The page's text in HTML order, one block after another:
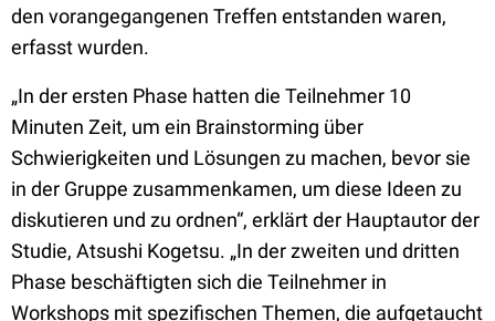
den vorangegangenen Treffen entstanden waren,
erfasst wurden.
„In der ersten Phase hatten die Teilnehmer 10
Minuten Zeit, um ein Brainstorming über
Schwierigkeiten und Lösungen zu machen, bevor sie
in der Gruppe zusammenkamen, um diese Ideen zu
diskutieren und zu ordnen“, erklärt der Hauptautor der
Studie, Atsushi Kogetsu. „In der zweiten und dritten
Phase beschäftigten sich die Teilnehmer in
Workshops mit spezifischen Themen, die aufgetaucht